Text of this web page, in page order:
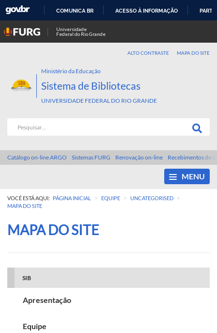
COMUNICA BR ACESSO À INFORMAÇÃO
Universidade
Federal do Rio Grande
ALTO CONTRASTE MAPA DO SITE
Ministério da Educação
Sistema de Bibliotecas
UNIVERSIDADE FEDERAL DO RIO GRANDE
Catálogo on-line ARGO Sistemas FURG Renovação on-line Recebimentos de
MENU
VOCÊ ESTÁ AQUI: PÁGINA INICIAL > EQUIPE > UNCATEGORISED >
MAPA DO SITE
MAPA DO SITE
SIB
Apresentação
Equipe